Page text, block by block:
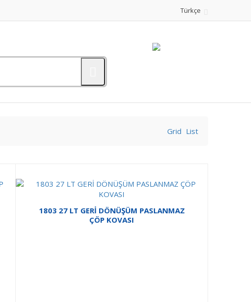
Türkçe
Grid List
1803 27 LT GERİ DÖNÜŞÜM PASLANMAZ
ÇÖP KOVASI